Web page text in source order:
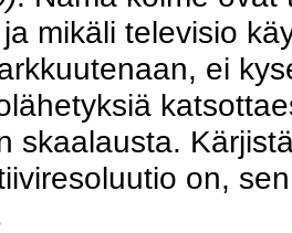
mikäli televisio
ei
skaalausta.
on,